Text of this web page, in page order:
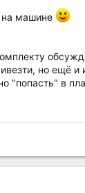
на машине
но ещё и
"попасть" в